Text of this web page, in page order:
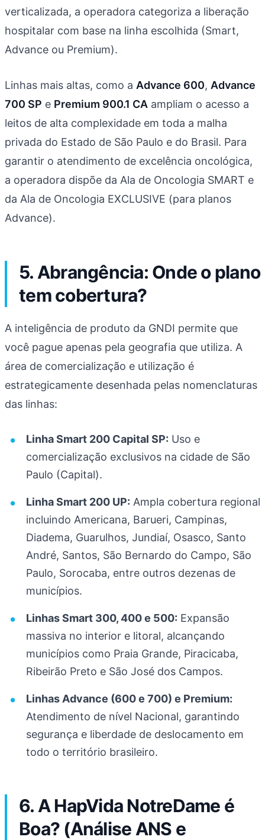
verticalizada, a operadora categoriza a liberação
hospitalar com base na linha escolhida (Smart,
Advance ou Premium).
Linhas mais altas, como a Advance 600, Advance
700 SP e Premium 900.1 CA ampliam o acesso a
leitos de alta complexidade em toda a malha
privada do Estado de São Paulo e do Brasil. Para
garantir o atendimento de excelência oncológica,
a operadora dispõe da Ala de Oncologia SMART e
da Ala de Oncologia EXCLUSIVE (para planos
Advance).
5. Abrangência: Onde o plano
tem cobertura?
A inteligência de produto da GNDI permite que
você pague apenas pela geografia que utiliza. A
área de comercialização e utilização é
estrategicamente desenhada pelas nomenclaturas
das linhas:
Linha Smart 200 Capital SP: Uso e
comercialização exclusivos na cidade de São
Paulo (Capital).
Linha Smart 200 UP: Ampla cobertura regional
incluindo Americana, Barueri, Campinas,
Diadema, Guarulhos, Jundiaí, Osasco, Santo
André, Santos, São Bernardo do Campo, São
Paulo, Sorocaba, entre outros dezenas de
municípios.
Linhas Smart 300, 400 e 500: Expansão
massiva no interior e litoral, alcançando
municípios como Praia Grande, Piracicaba,
Ribeirão Preto e São José dos Campos.
Linhas Advance (600 e 700) e Premium:
Atendimento de nível Nacional, garantindo
segurança e liberdade de deslocamento em
todo o território brasileiro.
6. A HapVida NotreDame é
Boa? (Análise ANS e